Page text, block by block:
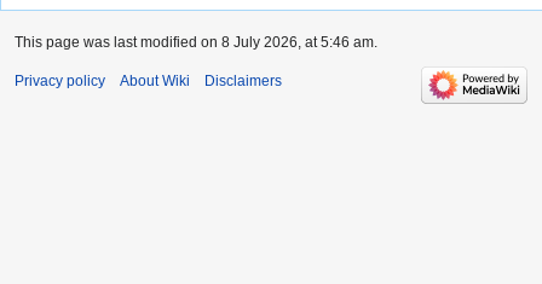
This page was last modified on 8 July 2026, at 5:46 am.
Privacy policy About Wiki Disclaimers